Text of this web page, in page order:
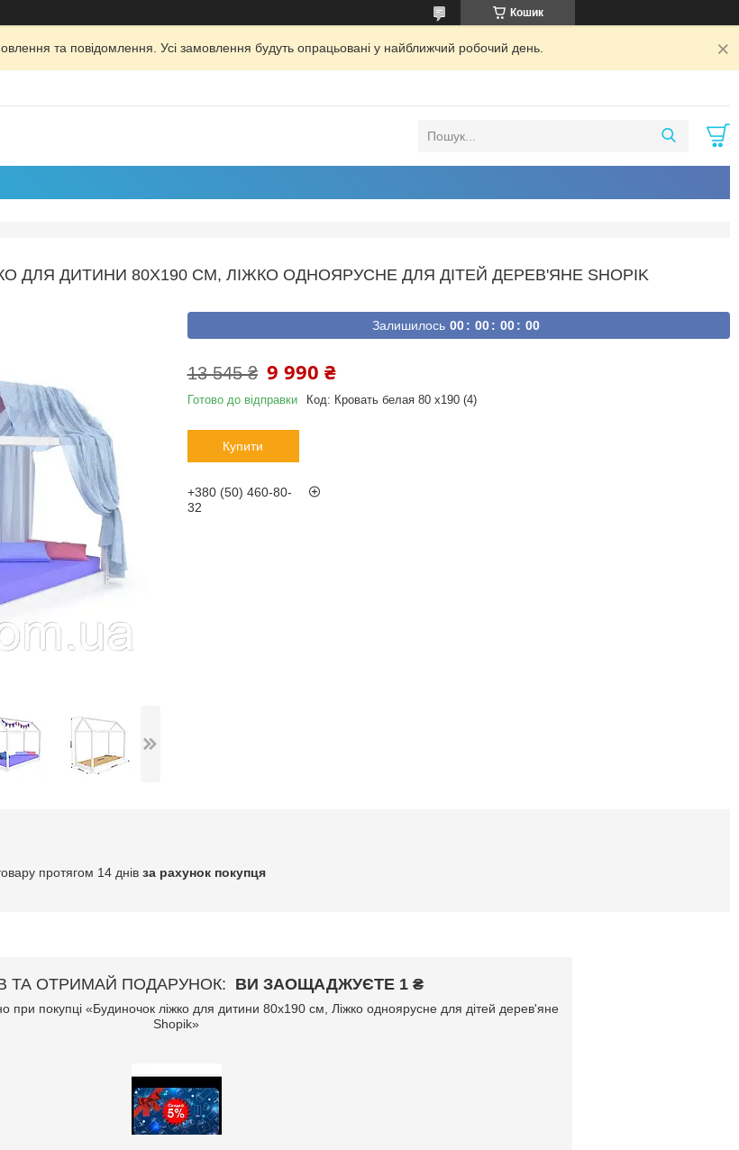
Кошик
та повідомлення. Усі замовлення будуть опрацьовані у найближчий робочий день.
ДЛЯ ДИТИНИ 80X190 СМ, ЛІЖКО ОДНОЯРУСНЕ ДЛЯ ДІТЕЙ ДЕРЕВ'ЯНЕ SHOPIK
Залишилось 00 00 00 00
13 545 ₴ 9 990 ₴
Готово до відправки Код: Кровать белая 80 х190 (4)
Купити
+380 (50) 460-80-
32
протягом 14 днів за рахунок покупця
ТА ОТРИМАЙ ПОДАРУНОК ВИ ЗАОЩАДЖУЄТЕ 1 ₴
при покупці «Будиночок ліжко для дитини 80x190 см, Ліжко одноярусне для дітей дерев'яне
Shopik»